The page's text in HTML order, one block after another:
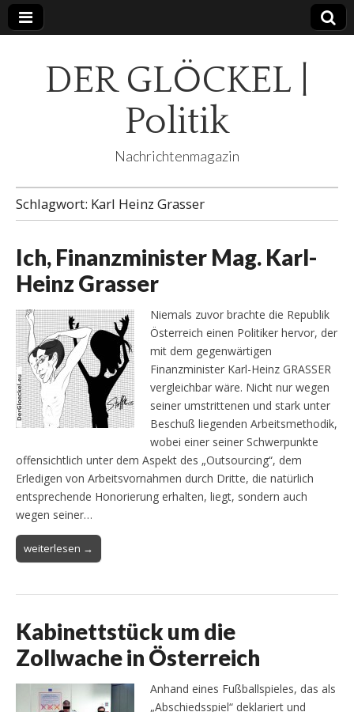
DER GLÖCKEL |
Politik
Nachrichtenmagazin
Schlagwort: Karl Heinz Grasser
Ich, Finanzminister Mag. Karl-
Heinz Grasser
Niemals zuvor brachte die Republik
Österreich einen Politiker hervor, der
mit dem gegenwärtigen
Finanzminister Karl-Heinz GRASSER
vergleichbar wäre. Nicht nur wegen
seiner umstrittenen und stark unter
Beschuß liegenden Arbeitsmethodik,
wobei einer seiner Schwerpunkte
offensichtlich unter dem Aspekt des „Outsourcing“, dem
Erledigen von Arbeitsvornahmen durch Dritte, die natürlich
entsprechende Honorierung erhalten, liegt, sondern auch
wegen seiner…
weiterlesen →
Kabinettstück um die
Zollwache in Österreich
Anhand eines Fußballspieles, das als
„Abschiedsspiel“ deklariert und